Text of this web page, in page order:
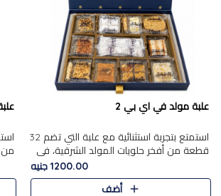
علبة مولد في اي بي 2
استمتع بتجربة استثنائية مع علبة التي تضم 32
قطعة من أفخر حلويات المولد الشرقية، في
تشكيلة تجمع بين الأصالة والاختيارات الفاخرة.
تحتوي العلبة..
1200.00 جنيه
أضف
من